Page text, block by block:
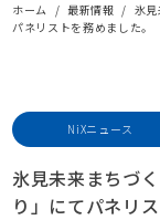
ホーム 最新情報
氷
パネリストを務めました。
NiXニュース
氷見未来まちづ
り」にてパネリ